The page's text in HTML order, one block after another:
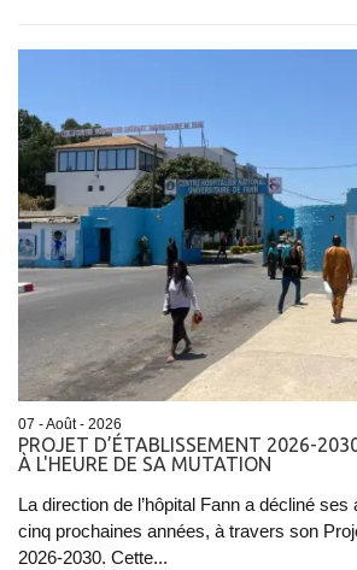
07 - Août - 2026
PROJET D’ÉTABLISSEMENT 2026-
À L'HEURE DE SA MUTATION
La direction de l’hôpital Fann a décliné
cinq prochaines années, à travers son
2026-2030. Cette...